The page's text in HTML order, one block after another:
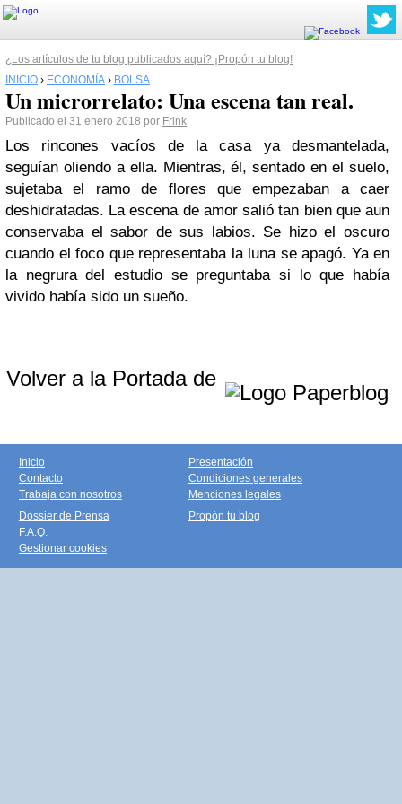
¿Los artículos de tu blog publicados aquí? ¡Propón tu blog!
INICIO › ECONOMÍA › BOLSA
Un microrrelato: Una escena tan real.
Publicado el 31 enero 2018 por Frink
Los rincones vacíos de la casa ya desmantelada,
seguían oliendo a ella. Mientras, él, sentado en el suelo,
sujetaba el ramo de flores que empezaban a caer
deshidratadas. La escena de amor salió tan bien que aun
conservaba el sabor de sus labios. Se hizo el oscuro
cuando el foco que representaba la luna se apagó. Ya en
la negrura del estudio se preguntaba si lo que había
vivido había sido un sueño.
Volver a la Portada de
Inicio
Contacto
Trabaja con nosotros
Presentación
Condiciones generales
Menciones legales
Dossier de Prensa
F.A.Q.
Gestionar cookies
Propón tu blog